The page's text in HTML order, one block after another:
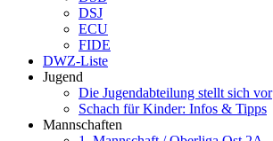
DSJ
ECU
FIDE
DWZ-Liste
Jugend
Die Jugendabteilung stellt sich vor
Schach für Kinder: Infos & Tipps
Mannschaften